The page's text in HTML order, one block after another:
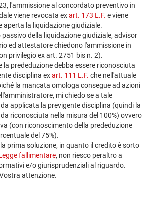
l'ammissione al concordato preventivo in
viene revocata exart. 173 L.F. e viene
aperta la liquidazione giudiziale.
della liquidazione giudiziale, advisor
ed attestatore chiedono l'ammissione in
privilegio ex art. 2751 bis n. 2).
la prededuzione debba essere riconosciuta
disciplina exart. 111 L.F. che nell'attuale
la mancata omologa consegue ad azioni
mi chiedo se a tale
applicata la previgente disciplina (quindi la
riconosciuta nella misura del 100%) ovvero
(con riconoscimento della prededuzione
del 75%).
prima soluzione, in quanto il credito è sorto
fallimentare, non riesco peraltro a
e/o giurisprudenziali al riguardo.
attenzione.